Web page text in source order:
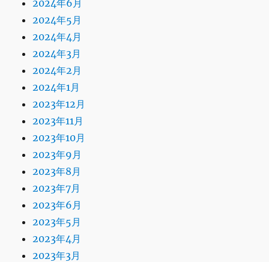
2024年6月
2024年5月
2024年4月
2024年3月
2024年2月
2024年1月
2023年12月
2023年11月
2023年10月
2023年9月
2023年8月
2023年7月
2023年6月
2023年5月
2023年4月
2023年3月